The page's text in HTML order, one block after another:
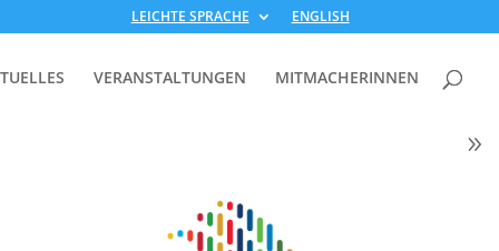
LEICHTE SPRACHE ENGLISH
VERANSTALTUNGEN MITMACHERINNEN